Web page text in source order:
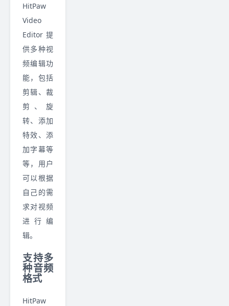
HitPaw
Video
Editor 提
供多种视
频编辑功
能，包括
剪辑、裁
剪、旋
转、添加
特效、添
加字幕等
等，用户
可以根据
自己的需
求对视频
进行编
辑。
支持多
种音频
格式
HitPaw